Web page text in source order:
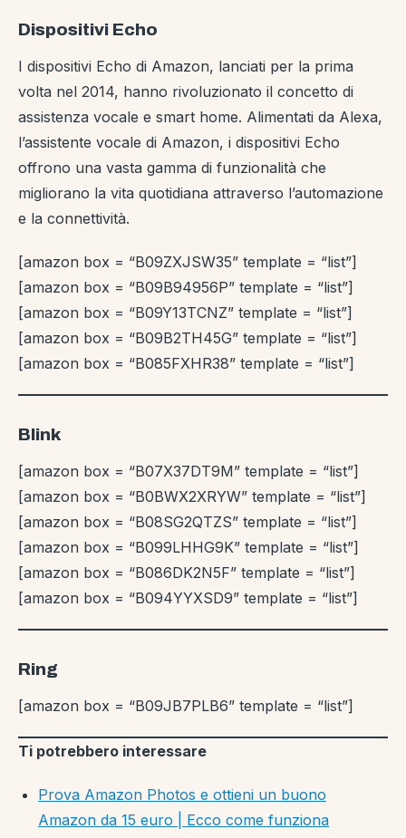
Dispositivi Echo
I dispositivi Echo di Amazon, lanciati per la prima
volta nel 2014, hanno rivoluzionato il concetto di
assistenza vocale e smart home. Alimentati da Alexa,
l’assistente vocale di Amazon, i dispositivi Echo
offrono una vasta gamma di funzionalità che
migliorano la vita quotidiana attraverso l’automazione
e la connettività.
[amazon box = “B09ZXJSW35” template = “list”]
[amazon box = “B09B94956P” template = “list”]
[amazon box = “B09Y13TCNZ” template = “list”]
[amazon box = “B09B2TH45G” template = “list”]
[amazon box = “B085FXHR38” template = “list”]
Blink
[amazon box = “B07X37DT9M” template = “list”]
[amazon box = “B0BWX2XRYW” template = “list”]
[amazon box = “B08SG2QTZS” template = “list”]
[amazon box = “B099LHHG9K” template = “list”]
[amazon box = “B086DK2N5F” template = “list”]
[amazon box = “B094YYXSD9” template = “list”]
Ring
[amazon box = “B09JB7PLB6” template = “list”]
Ti potrebbero interessare
Prova Amazon Photos e ottieni un buono
Amazon da 15 euro | Ecco come funziona